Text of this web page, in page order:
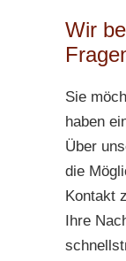
Wir
Sie
haben
Über
die
Kontakt
Ihre